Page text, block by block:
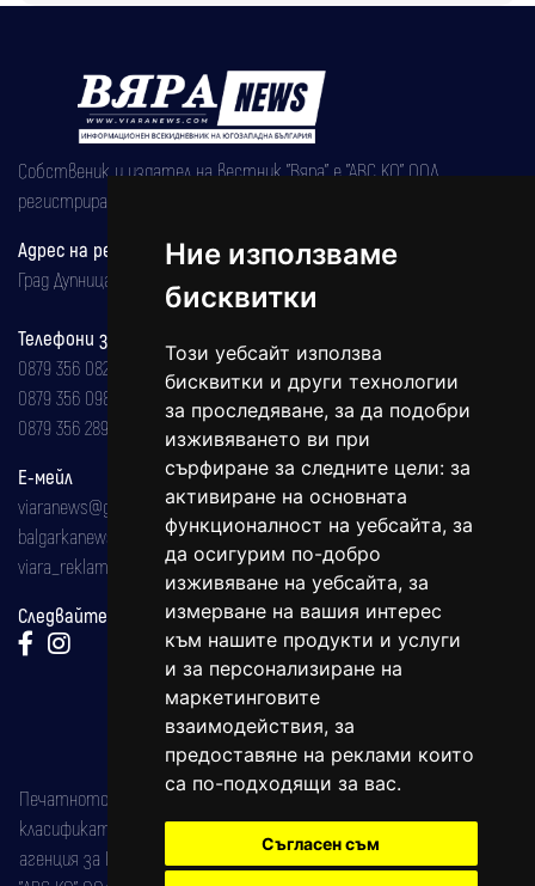
Ние използваме
бисквитки
Този уебсайт използва
бисквитки и други технологии
за проследяване, за да подобри
изживяването ви при
сърфиране за следните цели: за
активиране на основната
функционалност на уебсайта, за
да осигурим по-добро
изживяване на уебсайта, за
измерване на вашия интерес
към нашите продукти и услуги
и за персонализиране на
маркетинговите
взаимодействия, за
предоставяне на реклами които
са по-подходящи за вас.
Съгласен съм
Собственик и издател на вестник "Вяра" е "АВС КО" ООД,
регистрирана на 08.05.2002 година.
Адрес на редакцията
Град Дупница, ул.''Христо Ботев" 43
Телефони за реклама и абонаменти
0879 356 082
0879 356 098
0879 356 289
Е-мейл
viaranews@gmail.com
balgarkanews@gmail.com
viara_reklama@mail.bg
Следвайте ни:
Печатното издание на вестника е регистрирано в националния
класификатор на печатните издания (Българска национална
агенция за ISSN) под номер: ISSN 1312-4722.